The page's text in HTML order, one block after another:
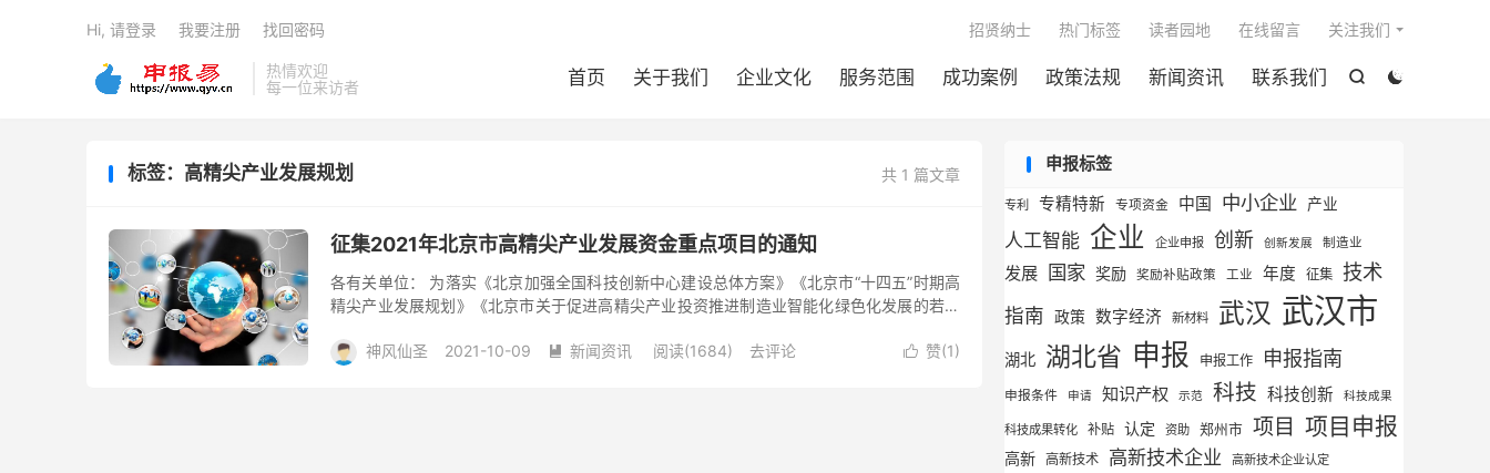
热情欢迎
每一位来访者


首页 关于我们 企业文化 服务范围 成功案例 政策法规 新闻资讯 联系我们
招贤纳士 热门标签 读者园地 在线留言 关注我们
Hi, 请登录 我要注册 找回密码
共 1 篇文章
标签：高精尖产业发展规划
征集2021年北京市高精尖产业发展资金重点项目的通知
各有关单位： 为落实《北京加强全国科技创新中心建设总体方案》《北京市“十四五”时期高
精尖产业发展规划》《北京市关于促进高精尖产业投资推进制造业智能化绿色化发展的若干
 赞(1)
神风仙圣 2021-10-09  新闻资讯 阅读(1684) 去评论
申报标签
专利 专精特新 专项资金 中国 中小企业 产业
人工智能 企业 企业申报 创新 创新发展 制造业
发展 国家 奖励 奖励补贴政策 工业 年度 征集 技术
指南 政策 数字经济 新材料 武汉 武汉市
湖北 湖北省 申报 申报工作 申报指南
申报条件 申请 知识产权 示范 科技 科技创新 科技成果
科技成果转化 补贴 认定 资助 郑州市 项目 项目申报
高新 高新技术 高新技术企业 高新技术企业认定